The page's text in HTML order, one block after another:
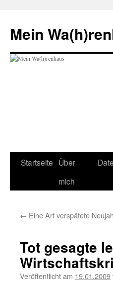
springen
Mein
Startseite Über
mich
← Eine Art verspätete
Tot gesagte
Veröffentlicht am 19.01.2009